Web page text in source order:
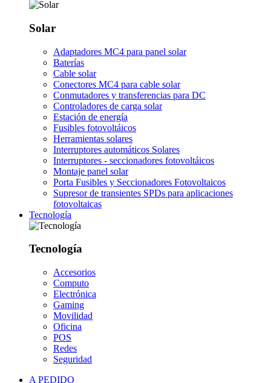
Solar
Adaptadores MC4 para panel solar
Baterías
Cable solar
Conectores MC4 para cable solar
Conmutadores y transferencias para DC
Controladores de carga solar
Estación de energía
Fusibles fotovoltáicos
Herramientas solares
Interruptores automáticos Solares
Interruptores - seccionadores fotovoltáicos
Montaje panel solar
Porta Fusibles y Seccionadores Fotovoltaicos
Supresor de transientes SPDs para aplicaciones
fotovoltaicas
Tecnología
Tecnología
Accesorios
Computo
Electrónica
Gaming
Movilidad
Oficina
POS
Redes
Seguridad
A PEDIDO